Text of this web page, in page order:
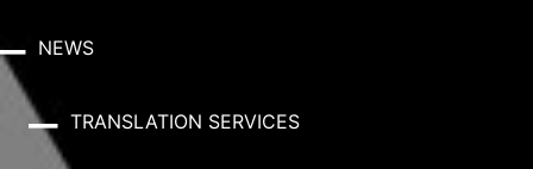
NEWS
TRANSLATION SERVICES